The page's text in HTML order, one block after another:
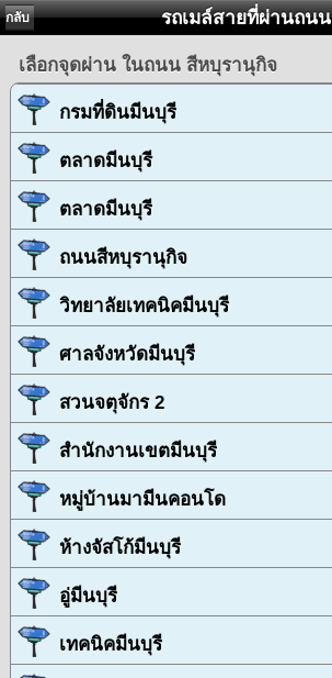
กลับ รถเมล์สายที่ผ่านถนน
เลือกจุดผ่าน ในถนน สีหบุรานุกิจ
กรมที่ดินมีนบุรี
ตลาดมีนบุรี
ตลาดมีนบุรี
ถนนสีหบุรานุกิจ
วิทยาลัยเทคนิคมีนบุรี
ศาลจังหวัดมีนบุรี
สวนจตุจักร 2
สำนักงานเขตมีนบุรี
หมู่บ้านมามีนคอนโด
ห้างจัสโก้มีนบุรี
อู่มีนบุรี
เทคนิคมีนบุรี